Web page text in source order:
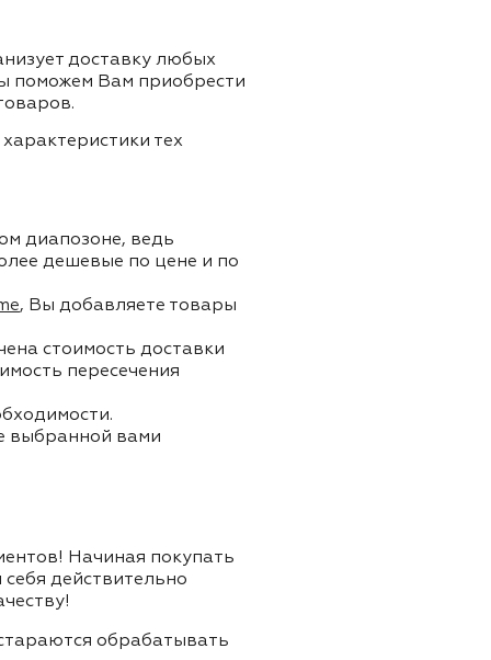
доставку любых
поможем Вам приобрести
тех
диапозоне, ведь
дешевые по цене и по
, Вы добавляете товары
стоимость доставки
пересечения
выбранной вами
Начиная покупать
действительно
обрабатывать